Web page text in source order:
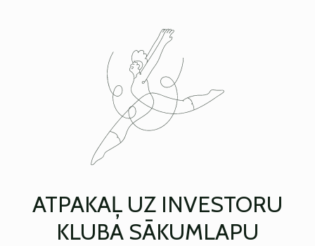
ATPAKAĻ UZ INVESTORU
KLUBA SĀKUMLAPU